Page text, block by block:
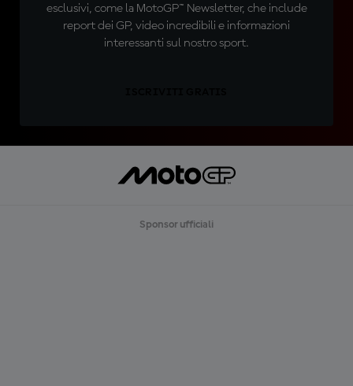
esclusivi, come la MotoGP™ Newsletter, che include
report dei GP, video incredibili e informazioni
interessanti sul nostro sport.
Sponsor ufficiali